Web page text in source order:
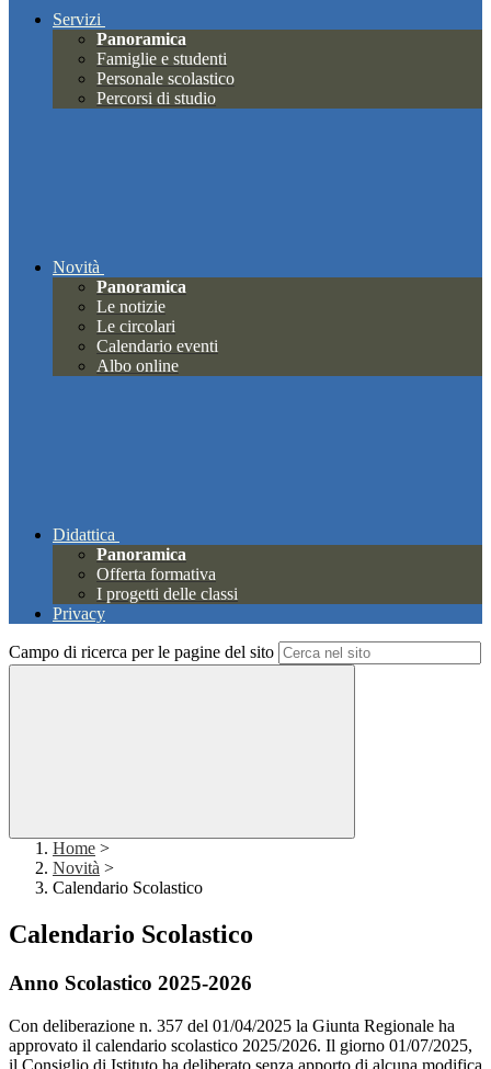
Servizi
Panoramica
Famiglie e studenti
Personale scolastico
Percorsi di studio
Novità
Panoramica
Le notizie
Le circolari
Calendario eventi
Albo online
Didattica
Panoramica
Offerta formativa
I progetti delle classi
Privacy
Campo di ricerca per le pagine del sito
Home >
Novità >
Calendario Scolastico
Calendario Scolastico
Anno Scolastico 2025-2026
Con deliberazione n. 357 del 01/04/2025 la Giunta Regionale ha
approvato il calendario scolastico 2025/2026. Il giorno 01/07/2025,
il Consiglio di Istituto ha deliberato senza apporto di alcuna modifica